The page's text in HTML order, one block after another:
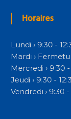
Horaires
Lundi › 9:30 -
Mardi ›
Mercredi › 9:30
Jeudi › 9:30 -
Vendredi › 9:30